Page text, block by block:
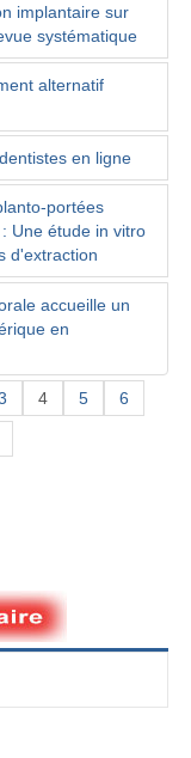
implantaire sur
systématique
alternatif
en ligne
portées
Une étude in vitro
d'extraction
accueille un
en
4 5 6